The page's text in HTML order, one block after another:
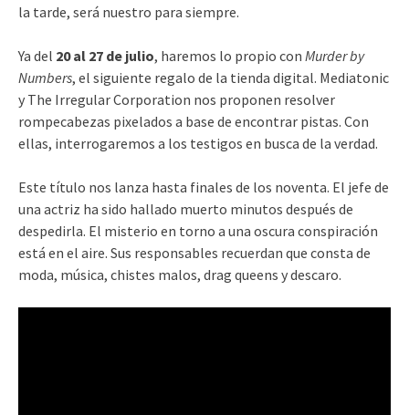
la tarde, será nuestro para siempre.
Ya del 20 al 27 de julio, haremos lo propio con Murder by
Numbers, el siguiente regalo de la tienda digital. Mediatonic
y The Irregular Corporation nos proponen resolver
rompecabezas pixelados a base de encontrar pistas. Con
ellas, interrogaremos a los testigos en busca de la verdad.
Este título nos lanza hasta finales de los noventa. El jefe de
una actriz ha sido hallado muerto minutos después de
despedirla. El misterio en torno a una oscura conspiración
está en el aire. Sus responsables recuerdan que consta de
moda, música, chistes malos, drag queens y descaro.